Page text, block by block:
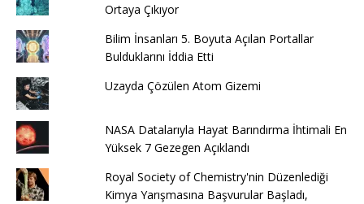
Ortaya Çıkıyor
Bilim İnsanları 5. Boyuta Açılan Portallar
Bulduklarını İddia Etti
Uzayda Çözülen Atom Gizemi
NASA Datalarıyla Hayat Barındırma İhtimali En
Yüksek 7 Gezegen Açıklandı
Royal Society of Chemistry'nin Düzenlediği
Kimya Yarışmasına Başvurular Başladı,